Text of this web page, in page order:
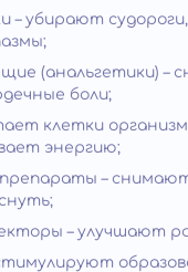
– убирают
(анальгетики) –
боли;
клетки
энергию;
–
– улучшают